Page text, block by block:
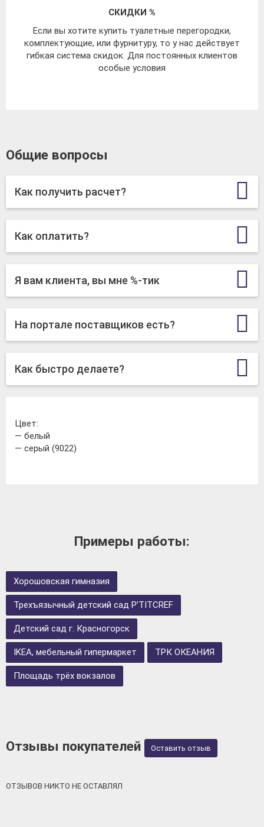
СКИДКИ %
Если вы хотите купить туалетные перегородки,
комплектующие, или фурнитуру, то у нас действует
гибкая система скидок. Для постоянных клиентов
особые условия
Общие вопросы
Как получить расчет?
Как оплатить?
Я вам клиента, вы мне %-тик
На портале поставщиков есть?
Как быстро делаете?
Цвет:
— белый
— серый (9022)
Примеры работы:
Хорошовская гимназия
Трехъязычный детский сад P’TITCREF
Детский сад г. Красногорск
IKEA, мебельный гипермаркет ТРК ОКЕАНИЯ
Площадь трёх вокзалов
Отзывы покупателей Оставить отзыв
ОТЗЫВОВ НИКТО НЕ ОСТАВЛЯЛ